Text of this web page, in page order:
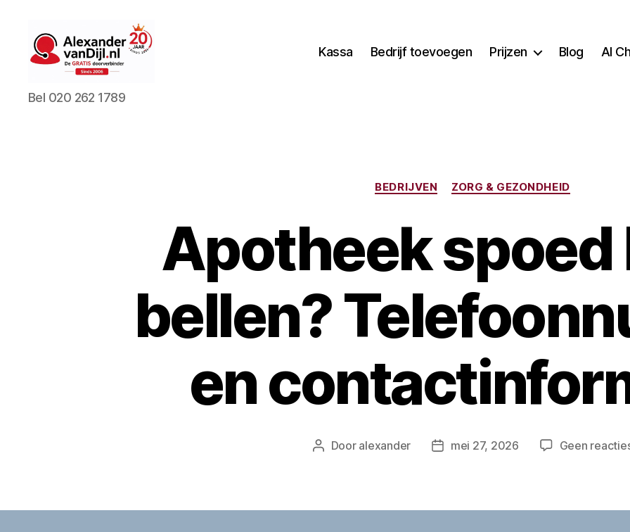
AlexandervanDijl.nl
Bel 020 262 1789
Kassa Bedrijf toevoegen Prijzen Blog AI
Categorieën
BEDRIJVEN ZORG & GEZONDHEID
Apotheek spoed
bellen?
en
Berichtauteur
Door alexander Berichtdatum
mei 27, 2026 Geen